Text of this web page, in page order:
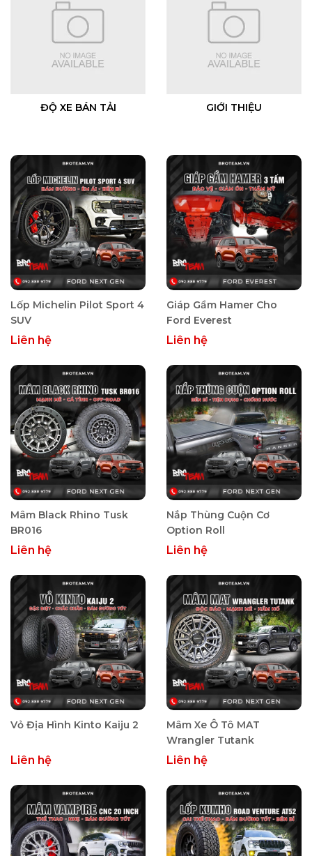
ĐỘ XE BÁN TẢI GIỚI THIỆU
Lốp Michelin Pilot Sport 4
SUV
Liên hệ
Giáp Gầm Hamer Cho
Ford Everest
Liên hệ
Mâm Black Rhino Tusk
BR016
Liên hệ
Nắp Thùng Cuộn Cơ
Option Roll
Liên hệ
Vỏ Địa Hình Kinto Kaiju 2
Liên hệ
Mâm Xe Ô Tô MAT
Wrangler Tutank
Liên hệ